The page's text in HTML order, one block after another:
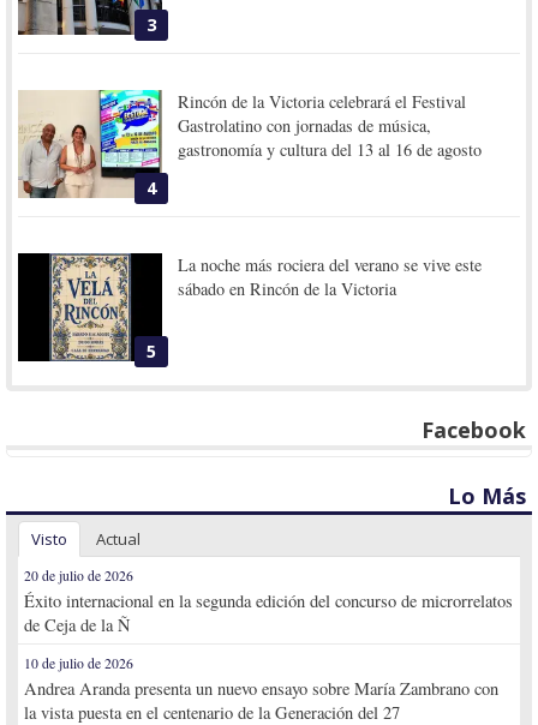
3
4
Rincón de la Victoria celebrará el Festival
Gastrolatino con jornadas de música,
gastronomía y cultura del 13 al 16 de agosto
5
La noche más rociera del verano se vive este
sábado en Rincón de la Victoria
Facebook
Lo Más
Visto Actual
20 de julio de 2026
Éxito internacional en la segunda edición del concurso de microrrelatos
de Ceja de la Ñ
10 de julio de 2026
Andrea Aranda presenta un nuevo ensayo sobre María Zambrano con
la vista puesta en el centenario de la Generación del 27